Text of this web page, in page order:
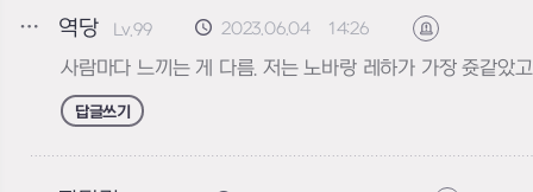
역당 Lv.99 2023.06.04 14:26 신고하기
사람마다 느끼는 게 다름. 저는 노바랑 레하가 가장 쥿같았
답글쓰기